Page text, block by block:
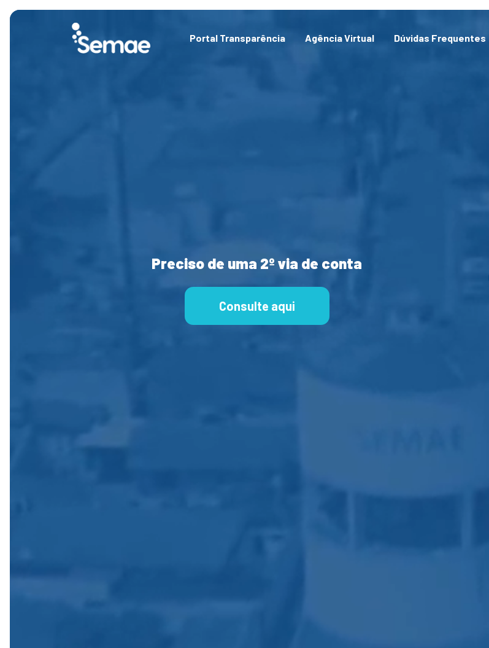
Portal Transparência Agência Virtual Dúvidas Frequentes
Preciso de uma 2º via de conta
Consulte aqui